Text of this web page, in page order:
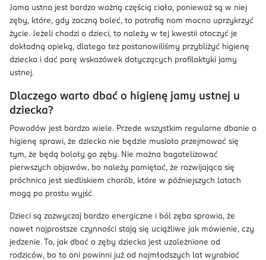
Jama ustna jest bardzo ważną częścią ciała, ponieważ są w niej
zęby, które, gdy zaczną boleć, to potrafią nam mocno uprzykrzyć
życie. Jeżeli chodzi o dzieci, to należy w tej kwestii otoczyć je
dokładną opieką, dlatego też postanowiliśmy przybliżyć higienę
dziecka i dać parę wskazówek dotyczących profilaktyki jamy
ustnej.
Dlaczego warto dbać o higienę jamy ustnej u
dziecka?
Powodów jest bardzo wiele. Przede wszystkim regularne dbanie o
higienę sprawi, że dziecko nie będzie musiało przejmować się
tym, że będą bolały go zęby. Nie można bagatelizować
pierwszych objawów, bo należy pamiętać, że rozwijająca się
próchnica jest siedliskiem chorób, które w późniejszych latach
mogą po prostu wyjść.
Dzieci są zazwyczaj bardzo energiczne i ból zęba sprawia, że
nawet najprostsze czynności stają się uciążliwe jak mówienie, czy
jedzenie. To, jak dbać o zęby dziecka jest uzależnione od
rodziców, bo to oni powinni już od najmłodszych lat wyrabiać